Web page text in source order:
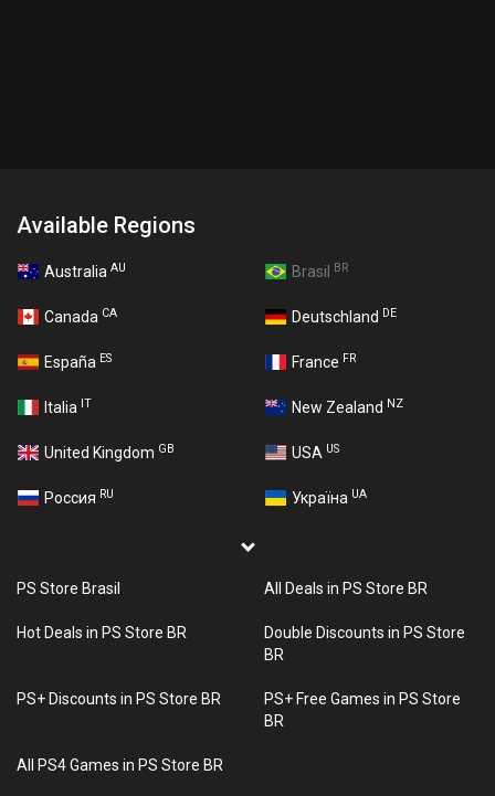
Available Regions
Australia AU Brasil BR
Canada CA Deutschland DE
España ES France FR
Italia IT New Zealand NZ
United Kingdom GB USA US
Россия RU Україна UA
PS Store Brasil All Deals in PS Store BR
Hot Deals in PS Store BR
Double Discounts in PS Store
BR
PS+ Discounts in PS Store BR
PS+ Free Games in PS Store
BR
All PS4 Games in PS Store BR